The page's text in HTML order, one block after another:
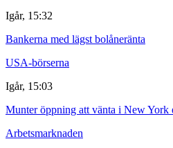
Igår, 15:32
Bankerna med lägst bolåneränta
USA-börserna
Igår, 15:03
Munter öppning att vänta i New York
Arbetsmarknaden